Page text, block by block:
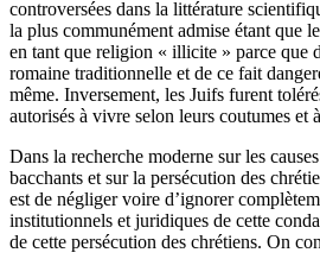
controversées dans la littérature
la plus communément admise étant que
en tant que religion « illicite » parce que
romaine traditionnelle et de ce fait
même. Inversement, les Juifs furent
autorisés à vivre selon leurs coutumes et
Dans la recherche moderne sur les
bacchants et sur la persécution des
est de négliger voire d’ignorer
institutionnels et juridiques de cette
de cette persécution des chrétiens. On